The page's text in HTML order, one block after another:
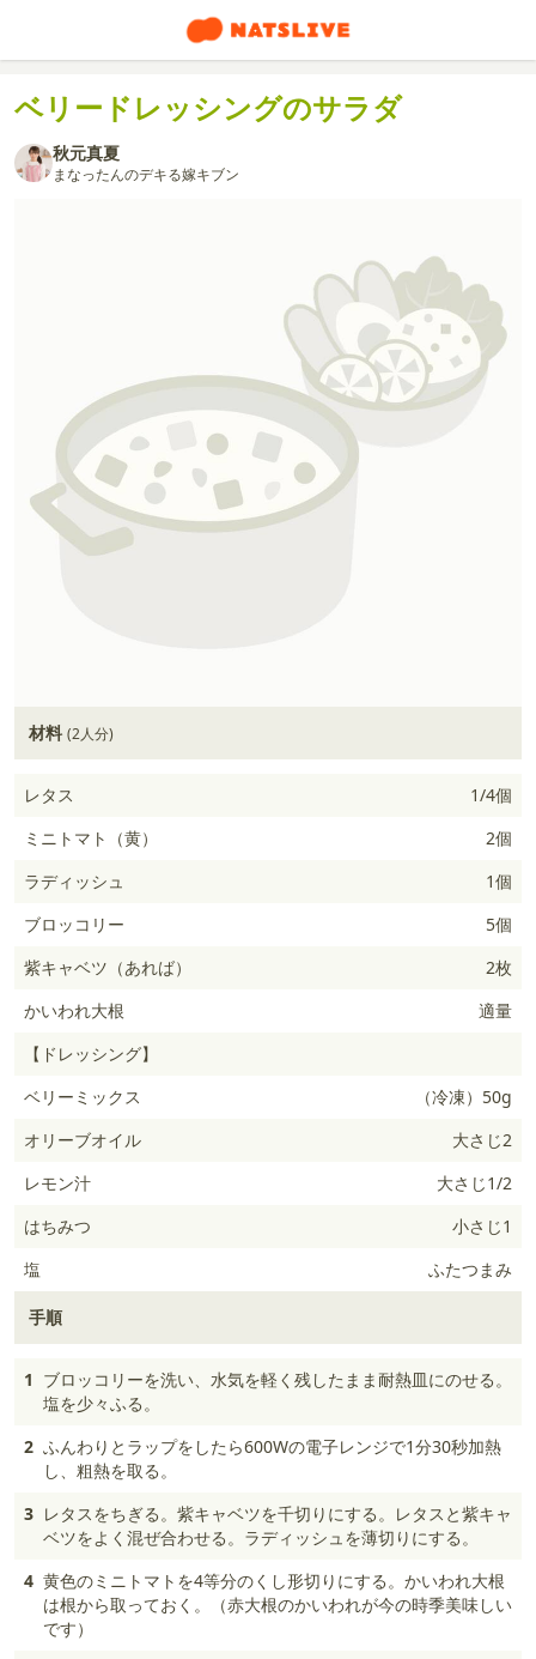
ベリードレッシングのサラダ
秋元真夏
まなったんのデキる嫁キブン
材料 (2人分)
レタス
1/4個
ミニトマト（黄）
2個
ラディッシュ
1個
ブロッコリー
5個
紫キャベツ（あれば）
2枚
かいわれ大根
適量
【ドレッシング】
ベリーミックス
（冷凍）50g
オリーブオイル
大さじ2
レモン汁
大さじ1/2
はちみつ
小さじ1
塩
ふたつまみ
手順
1 ブロッコリーを洗い、水気を軽く残したまま耐熱皿にのせる。
塩を少々ふる。
2 ふんわりとラップをしたら600Wの電子レンジで1分30秒加熱
し、粗熱を取る。
3 レタスをちぎる。紫キャベツを千切りにする。レタスと紫キャ
ベツをよく混ぜ合わせる。ラディッシュを薄切りにする。
4 黄色のミニトマトを4等分のくし形切りにする。かいわれ大根
は根から取っておく。（赤大根のかいわれが今の時季美味しい
です）